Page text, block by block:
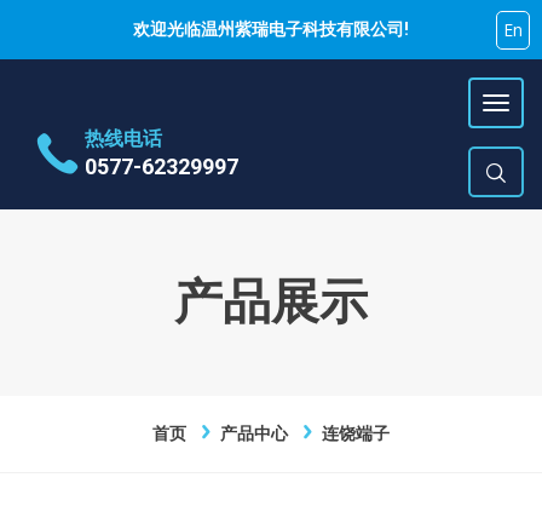
欢迎光临温州紫瑞电子科技有限公司! En
乐清市蒲岐镇特色工业区
周一~周六 9:00~17:00
E-Mail
热线电话
0577-62329997
产品展示
首页 产品中心 连饶端子